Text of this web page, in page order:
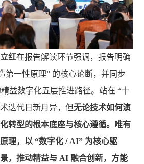
红在报告解读环节强调，报告明确
第一性原理” 的核心论断，并同步
益数字化五层推进路径。站在 “十
迭代日新月异，但无论技术如何演
转型的根本底座与核心遵循。唯有
理，以 “数字化 / AI” 为核心驱
，推动精益与 AI 融合创新，方能